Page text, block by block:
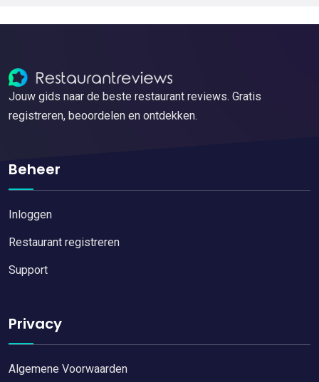
Jouw gids naar de beste restaurant reviews. Gratis
registreren, beoordelen en ontdekken.
Beheer
Inloggen
Restaurant registreren
Support
Privacy
Algemene Voorwaarden